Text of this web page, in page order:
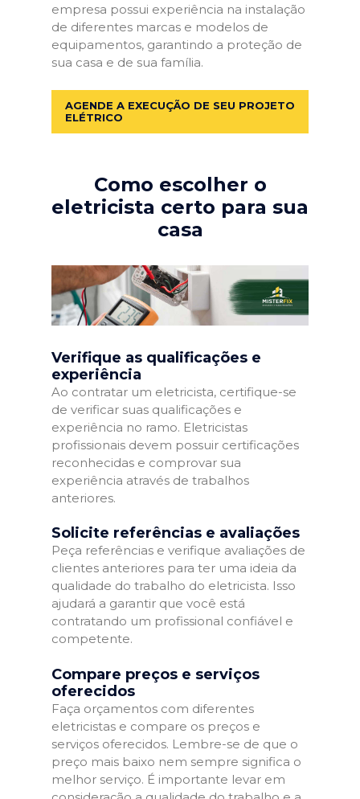
empresa possui experiência na instalação
de diferentes marcas e modelos de
equipamentos, garantindo a proteção de
sua casa e de sua família.
AGENDE A EXECUÇÃO DE SEU PROJETO
ELÉTRICO
Como escolher o
eletricista certo para sua
casa
Verifique as qualificações e
experiência
Ao contratar um eletricista, certifique-se
de verificar suas qualificações e
experiência no ramo. Eletricistas
profissionais devem possuir certificações
reconhecidas e comprovar sua
experiência através de trabalhos
anteriores.
Solicite referências e avaliações
Peça referências e verifique avaliações de
clientes anteriores para ter uma ideia da
qualidade do trabalho do eletricista. Isso
ajudará a garantir que você está
contratando um profissional confiável e
competente.
Compare preços e serviços
oferecidos
Faça orçamentos com diferentes
eletricistas e compare os preços e
serviços oferecidos. Lembre-se de que o
preço mais baixo nem sempre significa o
melhor serviço. É importante levar em